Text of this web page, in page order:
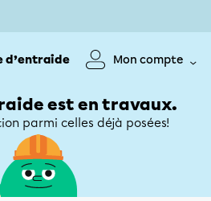
d’entraide Mon compte
est en travaux.
parmi celles déjà posées!